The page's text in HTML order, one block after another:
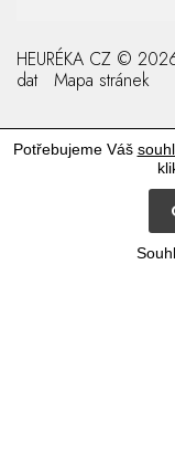
HEURÉKA CZ ©
dat
Mapa stránek
Potřebujeme Váš